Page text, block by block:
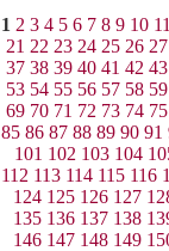
1 2 3 4 5 6 7 8 9 10 11
21 22 23 24 25 26 27
37 38 39 40 41 42 43
53 54 55 56 57 58 59
69 70 71 72 73 74 75
85 86 87 88 89 90 91
101 102 103 104
112 113 114 115 116
124 125 126 127
135 136 137 138
146 147 148 149